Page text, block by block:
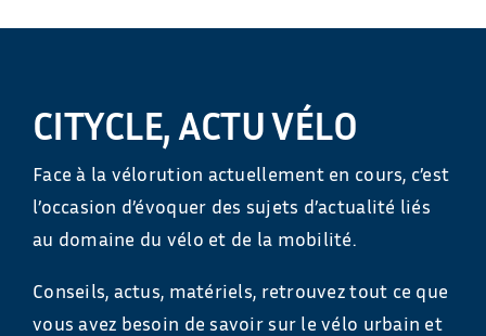
CITYCLE, ACTU VÉLO
Face à la vélorution actuellement en cours, c’est
l’occasion d’évoquer des sujets d’actualité liés
au domaine du vélo et de la mobilité.
Conseils, actus, matériels, retrouvez tout ce que
vous avez besoin de savoir sur le vélo urbain et